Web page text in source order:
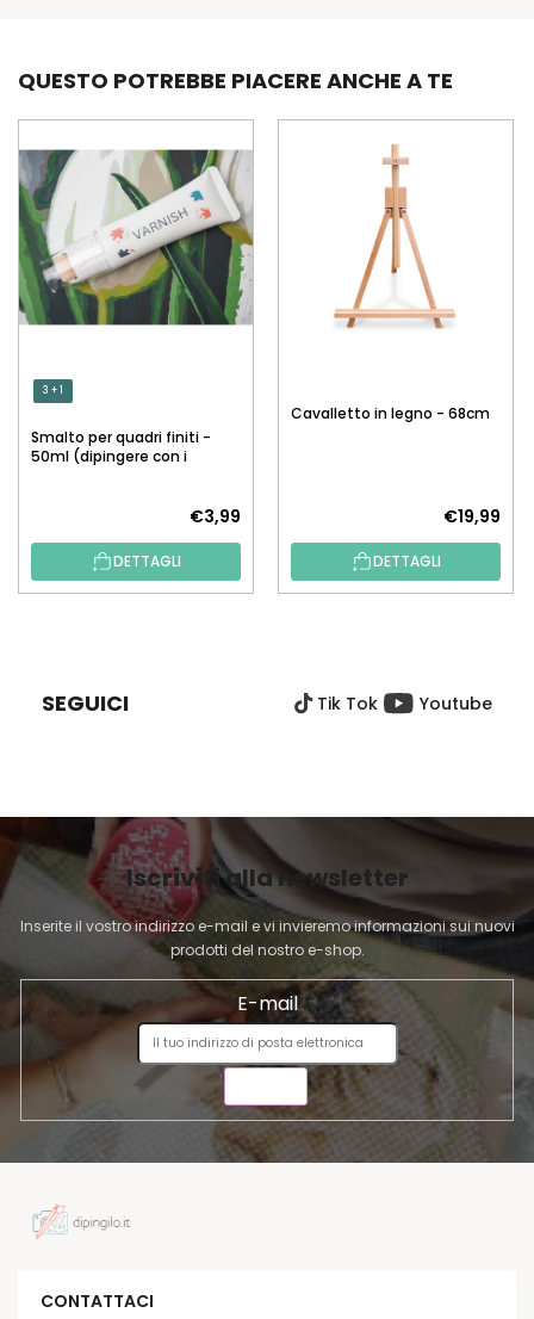
QUESTO POTREBBE PIACERE ANCHE A TE
3 + 1
Smalto per quadri finiti -
50ml (dipingere con i
€3,99
DETTAGLI
Cavalletto in legno - 68cm
€19,99
DETTAGLI
G
N
A
SEGUICI Tik Tok Youtube
Iscriviti alla newsletter
Inserite il vostro indirizzo e-mail e vi invieremo informazioni sui nuovi
prodotti del nostro e-shop.
E-mail
CONTATTACI